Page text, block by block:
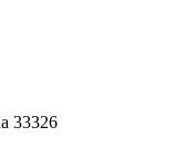
33326